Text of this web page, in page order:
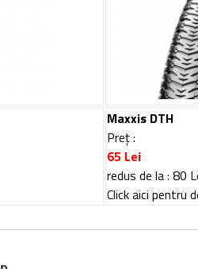
Maxxis DTH
Preț :
65 Lei
redus de la : 80
Click aici pentru